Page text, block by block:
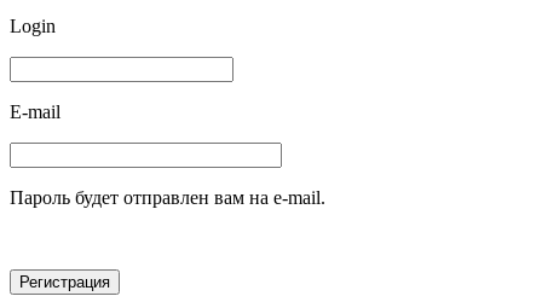
Login
E-mail
Пароль будет отправлен вам на e-mail.